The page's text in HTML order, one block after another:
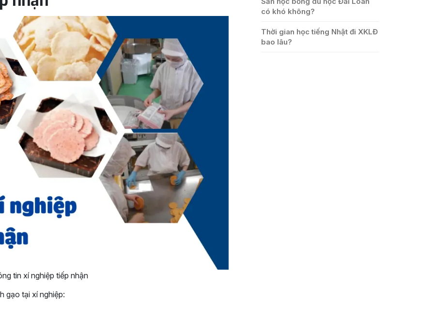
tin xí nghiệp tiếp nhận
gạo tại xí nghiệp:
có khó không?
Thời gian học tiếng Nhật đi XKLĐ
bao lâu?